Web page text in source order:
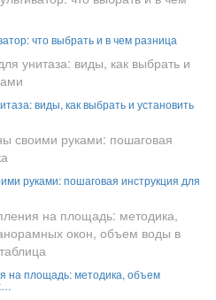
что выбрать и в чем разница
виды, как выбрать и установить
руками: пошаговая инструкция для
на площадь: методика, объем